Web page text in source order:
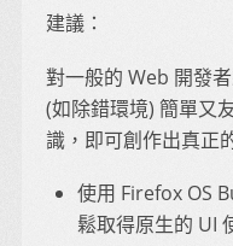
建議：
對一般的 Web 開發
(如除錯環境) 簡單又
識，即可創作出真正
使用 Firefox OS
鬆取得原生的 UI